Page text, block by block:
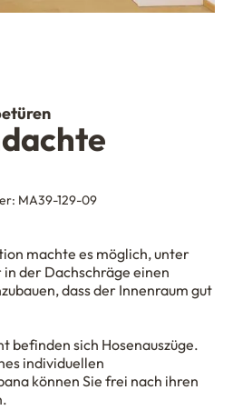
MA39-129-09
machte es möglich, unter
der Dachschräge einen
dass der Innenraum gut
befinden sich Hosenauszüge.
individuellen
können Sie frei nach ihren